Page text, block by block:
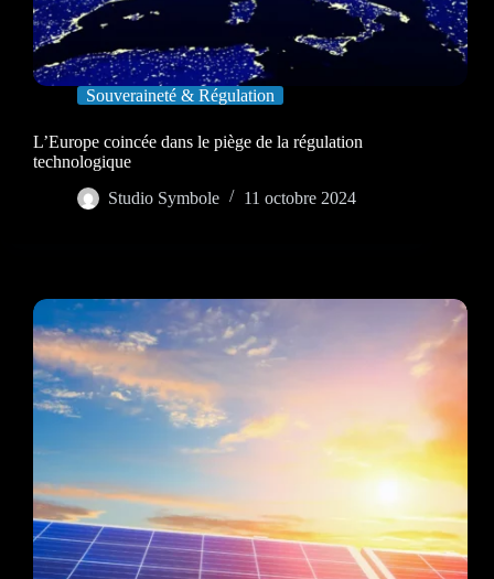
Souveraineté & Régulation
L’Europe coincée dans le piège de la régulation
technologique
Studio Symbole
11 octobre 2024